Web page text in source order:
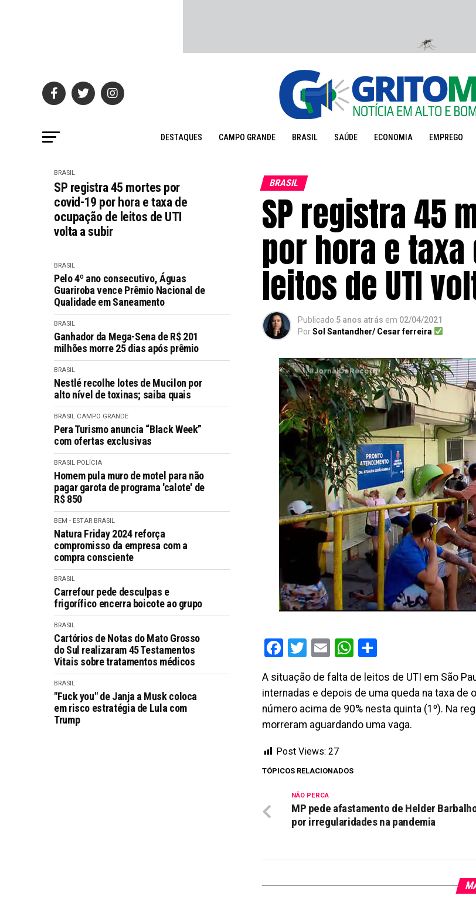
DESTAQUES CAMPO GRANDE BRASIL SAÚDE ECONOMIA EMPREGO
BRASIL
SP registra 45 mortes por
covid-19 por hora e taxa de
ocupação de leitos de UTI
volta a subir
BRASIL
Pelo 4º ano consecutivo, Águas
Guariroba vence Prêmio Nacional de
Qualidade em Saneamento
BRASIL
Ganhador da Mega-Sena de R$ 201
milhões morre 25 dias após prêmio
BRASIL
Nestlé recolhe lotes de Mucilon por
alto nível de toxinas; saiba quais
BRASIL CAMPO GRANDE
Pera Turismo anuncia “Black Week”
com ofertas exclusivas
BRASIL POLÍCIA
Homem pula muro de motel para não
pagar garota de programa 'calote' de
R$ 850
BEM - ESTAR BRASIL
Natura Friday 2024 reforça
compromisso da empresa com a
compra consciente
BRASIL
Carrefour pede desculpas e
frigorífico encerra boicote ao grupo
BRASIL
Cartórios de Notas do Mato Grosso
do Sul realizaram 45 Testamentos
Vitais sobre tratamentos médicos
BRASIL
"Fuck you" de Janja a Musk coloca
em risco estratégia de Lula com
Trump
BRASIL
SP registra 45
por hora e
leitos de UTI
Publicado 5 anos atrás em 02/04/2021
PorSol Santandher/ Cesar ferreira
Facebook
Twitter
EmailWhatsApp
A situação de falta de leitos de UTI em São
internadas e depois de uma queda na taxa de
número acima de 90% nesta quinta (1º). Na
morreram aguardando uma vaga.
Post Views: 27
TÓPICOS RELACIONADOS
NÃO PERCA
MP pede afastamento de Helder
por irregularidades na pandemia